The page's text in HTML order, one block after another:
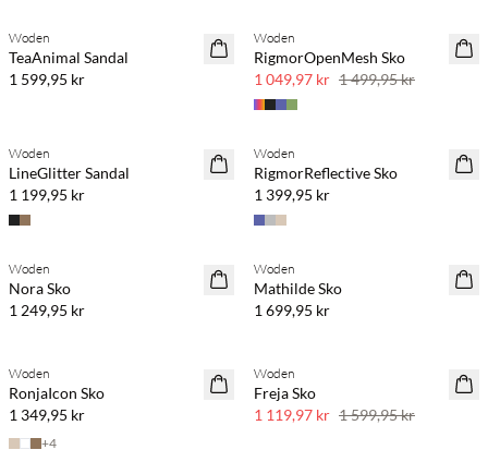
NYHET
Woden
TeaAnimal Sandal
1 599,95 kr
SAVE20
30 % rabatt
Woden
RigmorOpenMesh Sko
1 049,97 kr 1 499,95 kr
Woden
LineGlitter Sandal
1 199,95 kr
Woden
RigmorReflective Sko
1 399,95 kr
Woden
Nora Sko
1 249,95 kr
Woden
Mathilde Sko
1 699,95 kr
Woden
RonjaIcon Sko
1 349,95 kr
+4
30 % rabatt
Woden
Freja Sko
1 119,97 kr 1 599,95 kr